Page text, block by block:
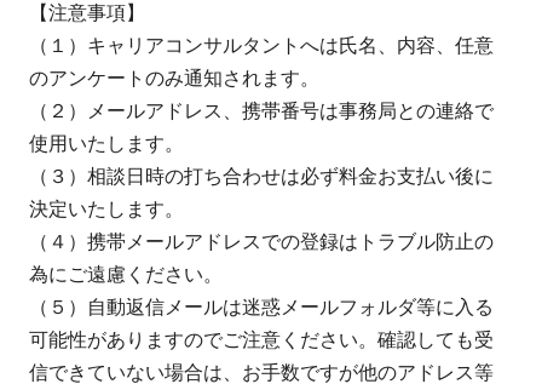
【注意事項】
（１）キャリアコンサルタントへは氏名、内容、任意
のアンケートのみ通知されます。
（２）メールアドレス、携帯番号は事務局との連絡で
使用いたします。
（３）相談日時の打ち合わせは必ず料金お支払い後に
決定いたします。
（４）携帯メールアドレスでの登録はトラブル防止の
為にご遠慮ください。
（５）自動返信メールは迷惑メールフォルダ等に入る
可能性がありますのでご注意ください。確認しても受
信できていない場合は、お手数ですが他のアドレス等